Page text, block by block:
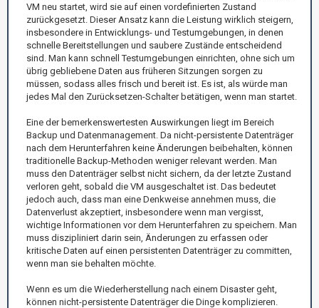
VM neu startet, wird sie auf einen vordefinierten Zustand
zurückgesetzt. Dieser Ansatz kann die Leistung wirklich steigern,
insbesondere in Entwicklungs- und Testumgebungen, in denen
schnelle Bereitstellungen und saubere Zustände entscheidend
sind. Man kann schnell Testumgebungen einrichten, ohne sich um
übrig gebliebene Daten aus früheren Sitzungen sorgen zu
müssen, sodass alles frisch und bereit ist. Es ist, als würde man
jedes Mal den Zurücksetzen-Schalter betätigen, wenn man startet.
Eine der bemerkenswertesten Auswirkungen liegt im Bereich
Backup und Datenmanagement. Da nicht-persistente Datenträger
nach dem Herunterfahren keine Änderungen beibehalten, können
traditionelle Backup-Methoden weniger relevant werden. Man
muss den Datenträger selbst nicht sichern, da der letzte Zustand
verloren geht, sobald die VM ausgeschaltet ist. Das bedeutet
jedoch auch, dass man eine Denkweise annehmen muss, die
Datenverlust akzeptiert, insbesondere wenn man vergisst,
wichtige Informationen vor dem Herunterfahren zu speichern. Man
muss diszipliniert darin sein, Änderungen zu erfassen oder
kritische Daten auf einen persistenten Datenträger zu committen,
wenn man sie behalten möchte.
Wenn es um die Wiederherstellung nach einem Disaster geht,
können nicht-persistente Datenträger die Dinge komplizieren.